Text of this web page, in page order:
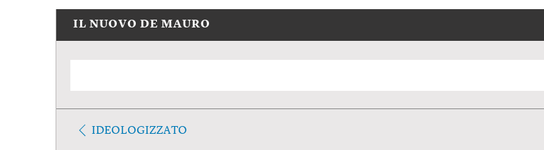
IL NUOVO DE MAURO
IDEOLOGIZZATO